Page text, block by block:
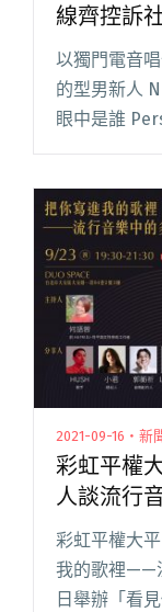
線齊控訴
以獨門電音
的型男新人
眼中是誰
在 201閱讀
反差聲線齊
2021-09-16・新
彩虹平權
人談流行
彩虹平權大
我的歌裡——
日舉辦「看